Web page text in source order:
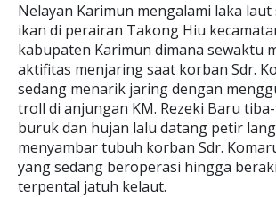
Nelayan Karimun mengalami laka
ikan di perairan Takong Hiu
kabupaten Karimun dimana sewaktu
aktifitas menjaring saat korban Sdr.
sedang menarik jaring dengan
troll di anjungan KM. Rezeki Baru
buruk dan hujan lalu datang petir
menyambar tubuh korban Sdr.
yang sedang beroperasi hingga
terpental jatuh kelaut.